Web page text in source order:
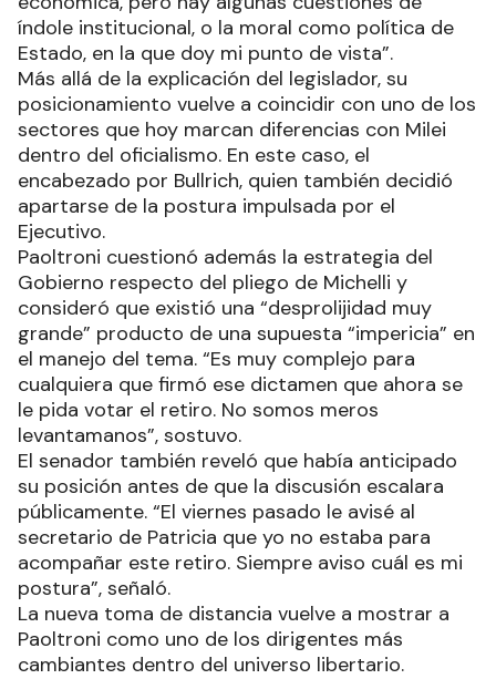
índole institucional, o la moral como política de
Estado, en la que doy mi punto de vista”.
Más allá de la explicación del legislador, su
posicionamiento vuelve a coincidir con uno de los
sectores que hoy marcan diferencias con Milei
dentro del oficialismo. En este caso, el
encabezado por Bullrich, quien también decidió
apartarse de la postura impulsada por el
Ejecutivo.
Paoltroni cuestionó además la estrategia del
Gobierno respecto del pliego de Michelli y
consideró que existió una “desprolijidad muy
grande” producto de una supuesta “impericia” en
el manejo del tema. “Es muy complejo para
cualquiera que firmó ese dictamen que ahora se
le pida votar el retiro. No somos meros
levantamanos”, sostuvo.
El senador también reveló que había anticipado
su posición antes de que la discusión escalara
públicamente. “El viernes pasado le avisé al
secretario de Patricia que yo no estaba para
acompañar este retiro. Siempre aviso cuál es mi
postura”, señaló.
La nueva toma de distancia vuelve a mostrar a
Paoltroni como uno de los dirigentes más
cambiantes dentro del universo libertario.